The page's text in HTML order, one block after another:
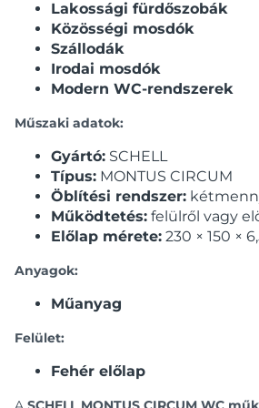
Lakossági fürdőszobák
Közösségi mosdók
Szállodák
Irodai mosdók
Modern WC-rendszerek
Műszaki adatok:
Gyártó: SCHELL
Típus: MONTUS CIRCUM
Öblítési rendszer:
Működtetés: felülről vagy
Előlap mérete: 230 × 150 ×
Anyagok:
Műanyag
Felület:
Fehér előlap